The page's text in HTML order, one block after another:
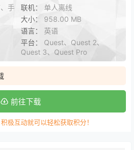
手
联机： 单人离线
大小： 958.00 MB
语言： 英语
平台： Quest、Quest 2、
Quest 3、Quest Pro
前往下载
极互动就可以轻松获取积分！